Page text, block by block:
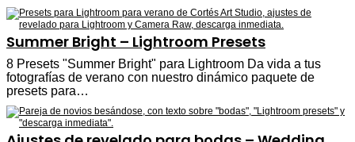
Summer Bright – Lightroom Presets
8 Presets "Summer Bright" para Lightroom Da vida a tus
fotografías de verano con nuestro dinámico paquete de
presets para…